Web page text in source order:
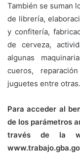
También se suman
de librería,
y confitería,
de cerveza,
algunas
cueros,
juguetes entre otras.
Para acceder al
de los parámetros
través de la